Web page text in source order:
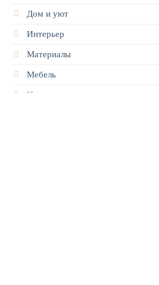
Дом и уют
Интерьер
Материалы
Мебель
Новости